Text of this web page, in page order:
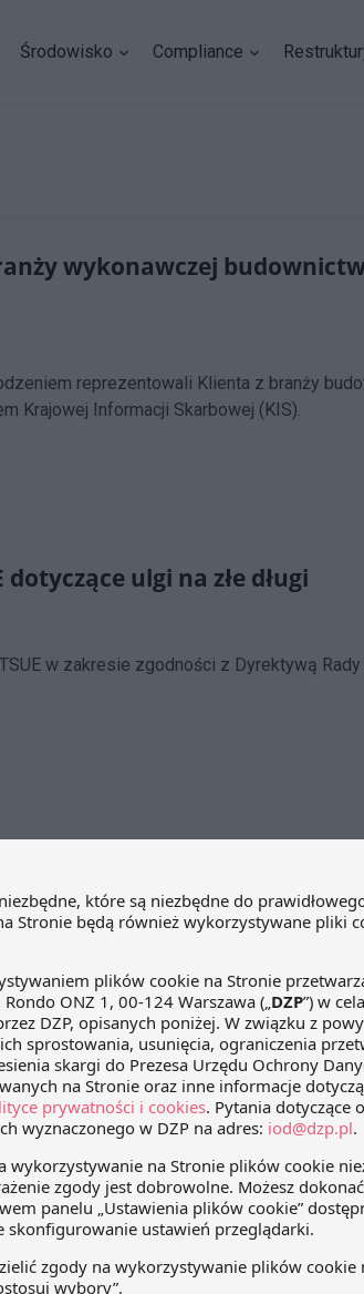
Środowisko Compliance
wykonawczej
reprezentowali Klienta z branży
Krajowej Informacji Skarbowej (KIS).
ulgi na złe długi
w zakresie zgodności z Dyrektywą
Ogólnopolskiego Konkursu
Konkursu Wiedzy z Rachunkowości
skutkuje